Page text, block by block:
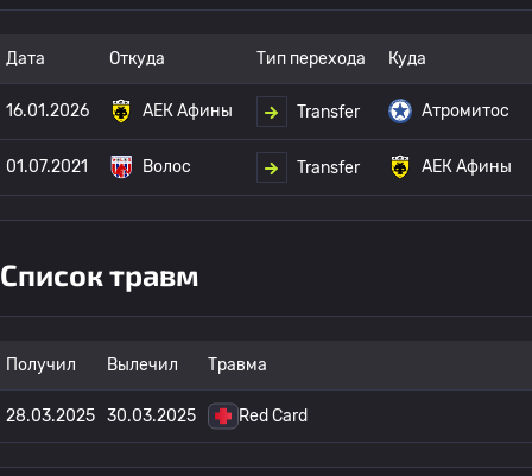
Дата Откуда Тип перехода Куда
16.01.2026 АЕК Афины Transfer Атромитос
01.07.2021 Волос Transfer АЕК Афины
Список травм
Получил Вылечил Травма
28.03.2025 30.03.2025 Red Card